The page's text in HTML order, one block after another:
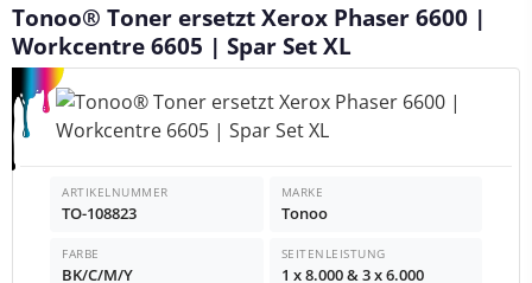
Tonoo® Toner ersetzt Xerox Phaser 6600 |
Workcentre 6605 | Spar Set XL
Bildergalerie überspringen
ARTIKELNUMMER
TO-108823
MARKE
Tonoo
FARBE
BK/C/M/Y
SEITENLEISTUNG
1 x 8.000 & 3 x 6.000